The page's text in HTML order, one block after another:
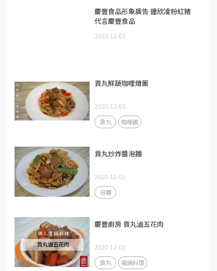
慶豐食品形象廣告 鍾欣凌粉紅豬
代言慶豐食品
2020-12-03
貢丸鮮蔬咖哩燉飯
2020-12-03
貢丸 咖哩飯
貢丸炒炸醬泡麵
2020-12-03
泡麵
慶豐廚房 貢丸滷五花肉
2020-12-03
貢丸 電鍋料理